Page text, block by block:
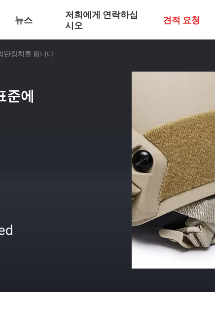
뉴스
저희에게 연락하십
시오
견적 요청
탄장치를 합니다
준에